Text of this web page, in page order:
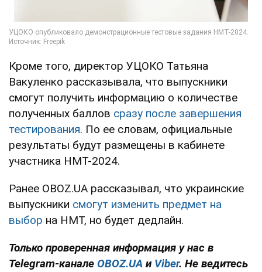
Кроме того, директор УЦОКО Татьяна
Вакуленко рассказывала, что выпускники
смогут получить информацию о количестве
полученных баллов сразу после завершения
тестирования. По ее словам, официальные
результаты будут размещены в кабинете
участника НМТ-2024.
Ранее OBOZ.UA рассказывал, что украинские
выпускники смогут изменить предмет на
выбор на НМТ, но будет дедлайн.
Только проверенная информация у нас в
Telegram-канале OBOZ.UA и Viber. Не ведитесь